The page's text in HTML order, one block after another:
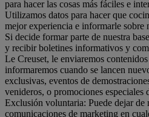
para hacer las cosas más fáciles e
Utilizamos datos para hacer que
mejor experiencia e informarle sobre
Si decide formar parte de nuestra
y recibir boletines informativos y
Le Creuset, le enviaremos
informaremos cuando se lancen
exclusivas, eventos de
venideros, o promociones especiales
Exclusión voluntaria: Puede dejar de
comunicaciones de marketing en